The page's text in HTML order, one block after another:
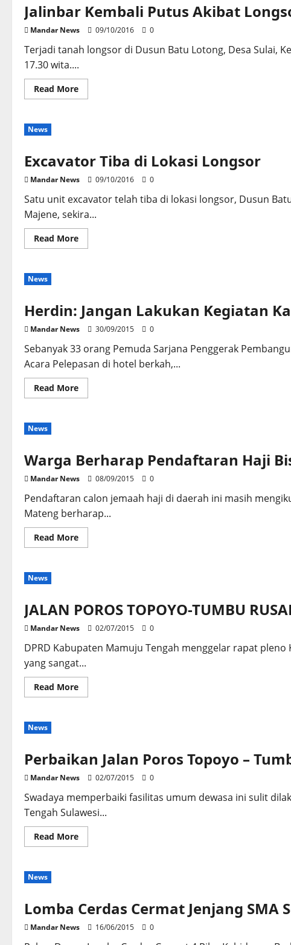
Jalinbar Kembali Putus Akibat
Mandar News 09/10/2016 0
Terjadi tanah longsor di Dusun Batu Lotong, Desa Sulai,
17.30 wita....
Read MoreRead
more
di
Batu
News
Excavator Tiba di Lokasi Longsor
Mandar News 09/10/2016 0
Satu unit excavator telah tiba di lokasi longsor, Dusun
Majene, sekira...
Read MoreRead
more
News
Herdin: Jangan Lakukan Kegiatan
Mandar News 30/09/2015 0
Sebanyak 33 orang Pemuda Sarjana Penggerak
Acara Pelepasan di hotel berkah,...
Read MoreRead
more
News
Warga Berharap Pendaftaran Haji
Mandar News 08/09/2015 0
Pendaftaran calon jemaah haji di daerah ini masih
Mateng berharap...
Read MoreRead
more
di
Daerah
News
JALAN POROS TOPOYO-TUMBU
Mandar News 02/07/2015 0
DPRD Kabupaten Mamuju Tengah menggelar rapat
yang sangat...
Read MoreRead
more
PARAH
DPRD
MENGAMBIL
SIKAP
News
Perbaikan Jalan Poros Topoyo –
Mandar News 02/07/2015 0
Swadaya memperbaiki fasilitas umum dewasa ini sulit
Tengah Sulawesi...
Read MoreRead
more
Tumbu
Dengan
News
Lomba Cerdas Cermat Jenjang
Mandar News 16/06/2015 0